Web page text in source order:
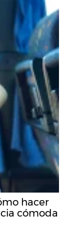
hacer
cómoda